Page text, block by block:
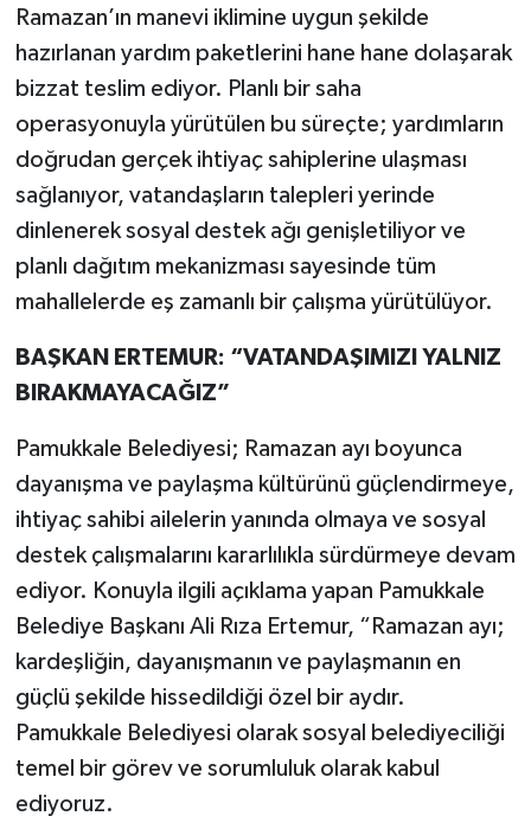
Ramazan’ın manevi iklimine uygun şekilde
hazırlanan yardım paketlerini hane hane dolaşarak
bizzat teslim ediyor. Planlı bir saha
operasyonuyla yürütülen bu süreçte; yardımların
doğrudan gerçek ihtiyaç sahiplerine ulaşması
sağlanıyor, vatandaşların talepleri yerinde
dinlenerek sosyal destek ağı genişletiliyor ve
planlı dağıtım mekanizması sayesinde tüm
mahallelerde eş zamanlı bir çalışma yürütülüyor.
BAŞKAN ERTEMUR: “VATANDAŞIMIZI YALNIZ
BIRAKMAYACAĞIZ”
Pamukkale Belediyesi; Ramazan ayı boyunca
dayanışma ve paylaşma kültürünü güçlendirmeye,
ihtiyaç sahibi ailelerin yanında olmaya ve sosyal
destek çalışmalarını kararlılıkla sürdürmeye devam
ediyor. Konuyla ilgili açıklama yapan Pamukkale
Belediye Başkanı Ali Rıza Ertemur, “Ramazan ayı;
kardeşliğin, dayanışmanın ve paylaşmanın en
güçlü şekilde hissedildiği özel bir aydır.
Pamukkale Belediyesi olarak sosyal belediyeciliği
temel bir görev ve sorumluluk olarak kabul
ediyoruz.